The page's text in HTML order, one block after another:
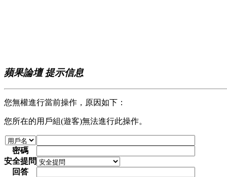
蘋果論壇 提示信息
您無權進行當前操作，原因如下：
您所在的用戶組(遊客)無法進行此操作。
密碼
安全提問
回答